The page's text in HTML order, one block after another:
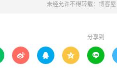
未经允许不得转载： 博客屋
分享到
   